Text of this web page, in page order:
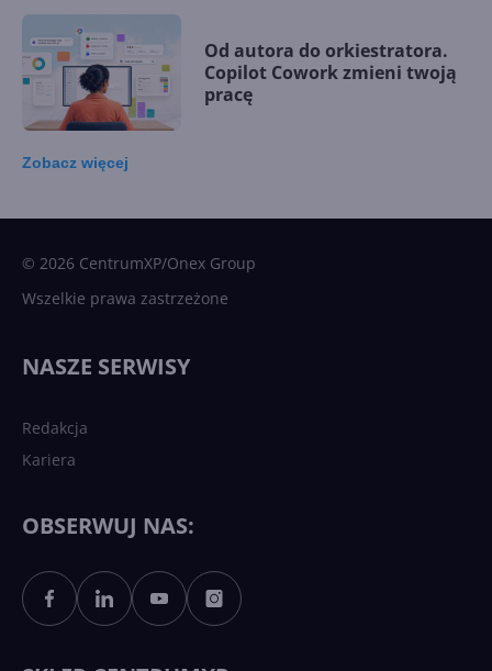
Od autora do orkiestratora.
Copilot Cowork zmieni twoją
pracę
Sztuczna inteligencja po
polsku. Dość barier
Zobacz więcej
© 2026 CentrumXP/Onex Group
Wszelkie prawa zastrzeżone
NASZE SERWISY
Redakcja
Kariera
OBSERWUJ NAS: